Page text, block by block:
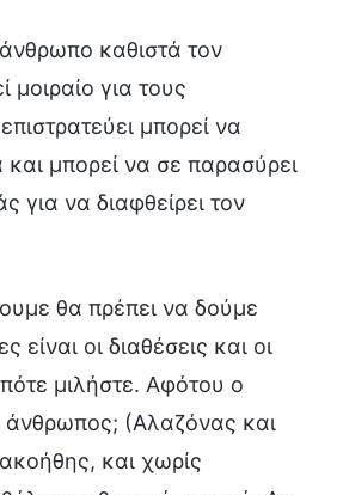
καθιστά τον
για τους
μπορεί να
μπορεί να σε παρασύρει
για να διαφθείρει τον
θα πρέπει να δούμε
οι διαθέσεις και οι
μιλήστε. Αφότου ο
άνθρωπος; (Αλαζόνας και
και χωρίς